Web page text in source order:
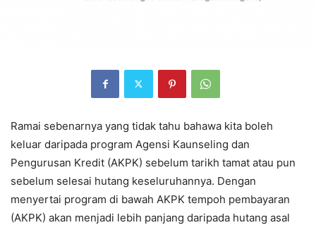
Ramai sebenarnya yang tidak tahu bahawa kita boleh
keluar daripada program Agensi Kaunseling dan
Pengurusan Kredit (AKPK) sebelum tarikh tamat atau pun
sebelum selesai hutang keseluruhannya. Dengan
menyertai program di bawah AKPK tempoh pembayaran
(AKPK) akan menjadi lebih panjang daripada hutang asal